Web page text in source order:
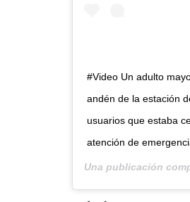
#Video Un adulto
andén de la estación
usuarios que estaba
atención de
Una publicación